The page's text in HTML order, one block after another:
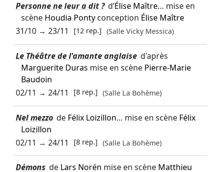
Personne ne leur a dit ? d’Élise Maître… mise en
scène Houdia Pontyconception Élise Maître
31/10→ 23/11 [12 rep.] (Salle Vicky Messica)
Le Théâtre de l'amante anglaise d'après
Marguerite Duras mise en scène Pierre-Marie
Baudoin
02/11 → 24/11 [8 rep.] (Salle La Bohème)
Nel mezzo de Félix Loizillon… mise en scène Félix
Loizillon
02/11 → 24/11 [8 rep.] (Salle La Bohème)
Démons de Lars Norén mise en scène Matthieu